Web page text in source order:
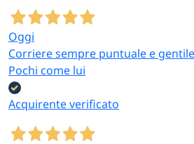
Oggi
Corriere sempre puntuale e
Pochi come lui
Acquirente verificato